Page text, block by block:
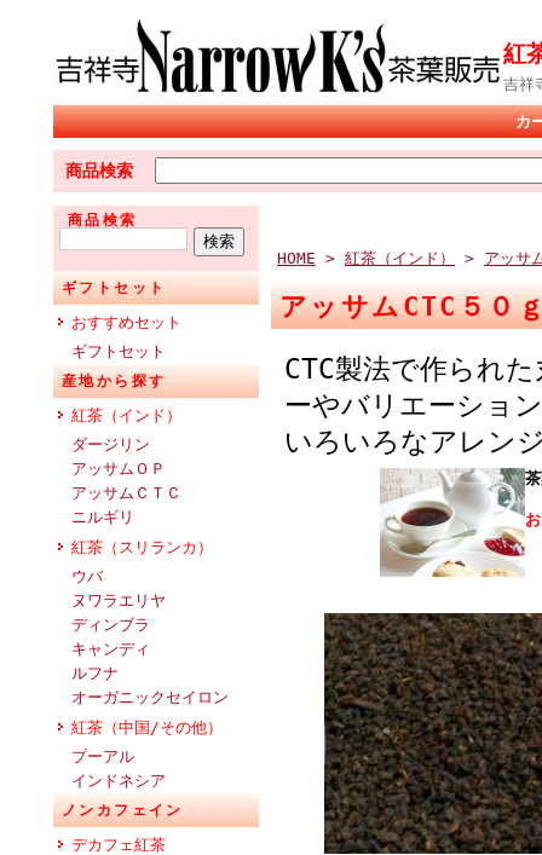
紅
吉祥
カ
商品検索
商品検索
ギフトセット
おすすめセット
ギフトセット
産地から探す
紅茶（インド）
ダージリン
アッサムＯＰ
アッサムＣＴＣ
ニルギリ
紅茶（スリランカ）
ウバ
ヌワラエリヤ
ディンブラ
キャンディ
ルフナ
オーガニックセイロン
紅茶（中国/その他）
プーアル
インドネシア
ノンカフェイン
デカフェ紅茶
HOME > 紅茶（インド） > アッサ
アッサムCTC５０
CTC製法で作られ
ーやバリエーショ
いろいろなアレン